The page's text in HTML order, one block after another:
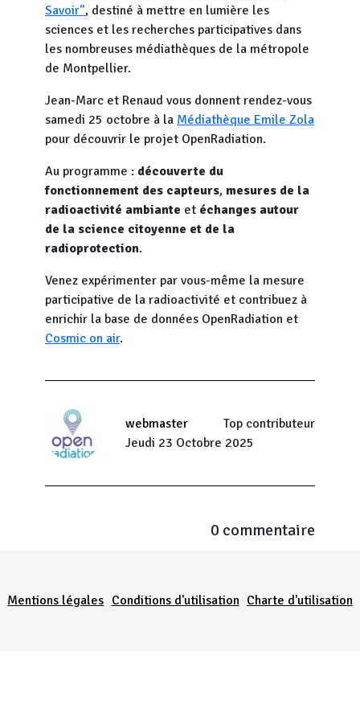
Savoir", destiné à mettre en lumière les
sciences et les recherches participatives dans
les nombreuses médiathèques de la métropole
de Montpellier.
Jean-Marc et Renaud vous donnent rendez-vous
samedi 25 octobre à la Médiathèque Emile Zola
pour découvrir le projet OpenRadiation.
Au programme : découverte du
fonctionnement des capteurs, mesures de la
radioactivité ambiante et échanges autour
de la science citoyenne et de la
radioprotection.
Venez expérimenter par vous-même la mesure
participative de la radioactivité et contribuez à
enrichir la base de données OpenRadiation et
Cosmic on air.
webmaster
Top contributeur
Jeudi 23 Octobre 2025
0 commentaire
Mentions légales Conditions d'utilisation Charte d'utilisation